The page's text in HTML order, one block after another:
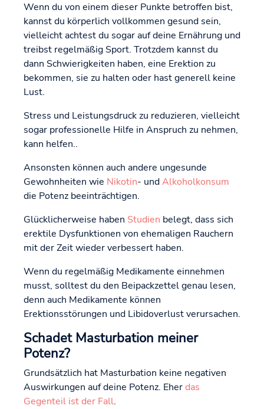
Wenn du von einem dieser Punkte betroffen bist,
kannst du körperlich vollkommen gesund sein,
vielleicht achtest du sogar auf deine Ernährung und
treibst regelmäßig Sport. Trotzdem kannst du
dann Schwierigkeiten haben, eine Erektion zu
bekommen, sie zu halten oder hast generell keine
Lust.
Stress und Leistungsdruck zu reduzieren, vielleicht
sogar professionelle Hilfe in Anspruch zu nehmen,
kann helfen..
Ansonsten können auch andere ungesunde
Gewohnheiten wie Nikotin- undAlkoholkonsum
die Potenz beeinträchtigen.
Glücklicherweise haben Studien belegt, dass sich
erektile Dysfunktionen von ehemaligen Rauchern
mit der Zeit wieder verbessert haben.
Wenn du regelmäßig Medikamente einnehmen
musst, solltest du den Beipackzettel genau lesen,
denn auch Medikamente können
Erektionsstörungen und Libidoverlust verursachen.
Schadet Masturbation meiner
Potenz?
Grundsätzlich hat Masturbation keine negativen
Auswirkungen auf deine Potenz. Eherdas
Gegenteil ist der Fall.